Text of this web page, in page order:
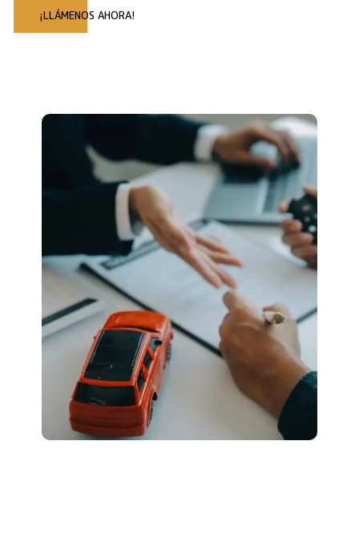
¡LLÁMENOS AHORA!